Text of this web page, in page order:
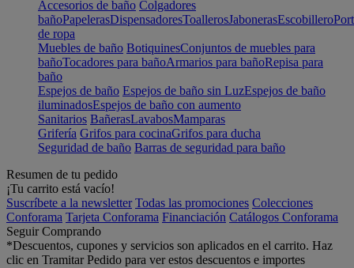
Accesorios de baño Colgadores
bañoPapelerasDispensadoresToallerosJabonerasEscobillero
de ropa
Muebles de baño BotiquinesConjuntos de muebles para
bañoTocadores para bañoArmarios para bañoRepisa para
baño
Espejos de baño Espejos de baño sin LuzEspejos de baño
iluminadosEspejos de baño con aumento
Sanitarios BañerasLavabosMamparas
Grifería Grifos para cocinaGrifos para ducha
Seguridad de baño Barras de seguridad para baño
Resumen de tu pedido
¡Tu carrito está vacío!
Suscríbete a la newsletter Todas las promociones Colecciones
Conforama Tarjeta Conforama Financiación Catálogos Conforama
Seguir Comprando
*Descuentos, cupones y servicios son aplicados en el carrito. Haz
clic en Tramitar Pedido para ver estos descuentos e importes